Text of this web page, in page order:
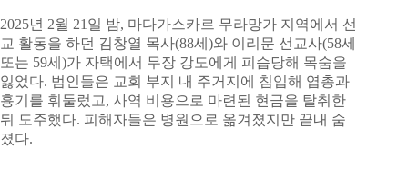
2025년 2월 21일 밤, 마다가스카르 무라망가 지역에서 선
교 활동을 하던 김창열 목사(88세)와 이리문 선교사(58세
또는 59세)가 자택에서 무장 강도에게 피습당해 목숨을
잃었다. 범인들은 교회 부지 내 주거지에 침입해 엽총과
흉기를 휘둘렀고, 사역 비용으로 마련된 현금을 탈취한
뒤 도주했다. 피해자들은 병원으로 옮겨졌지만 끝내 숨
졌다.